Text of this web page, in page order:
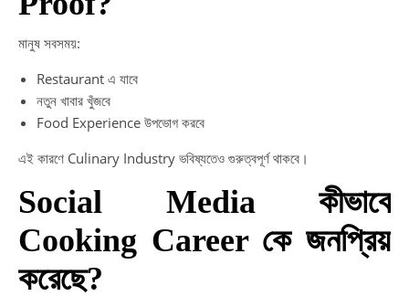
মানুষ সবসময়:
Restaurant এ যাবে
নতুন খাবার খুঁজবে
Food Experience উপভোগ করবে
এই কারণে Culinary Industry ভবিষ্যতেও গুরুত্বপূর্ণ থাকবে।
Social Media কীভাবে
Cooking Career কে জনপ্রিয়
করেছে?